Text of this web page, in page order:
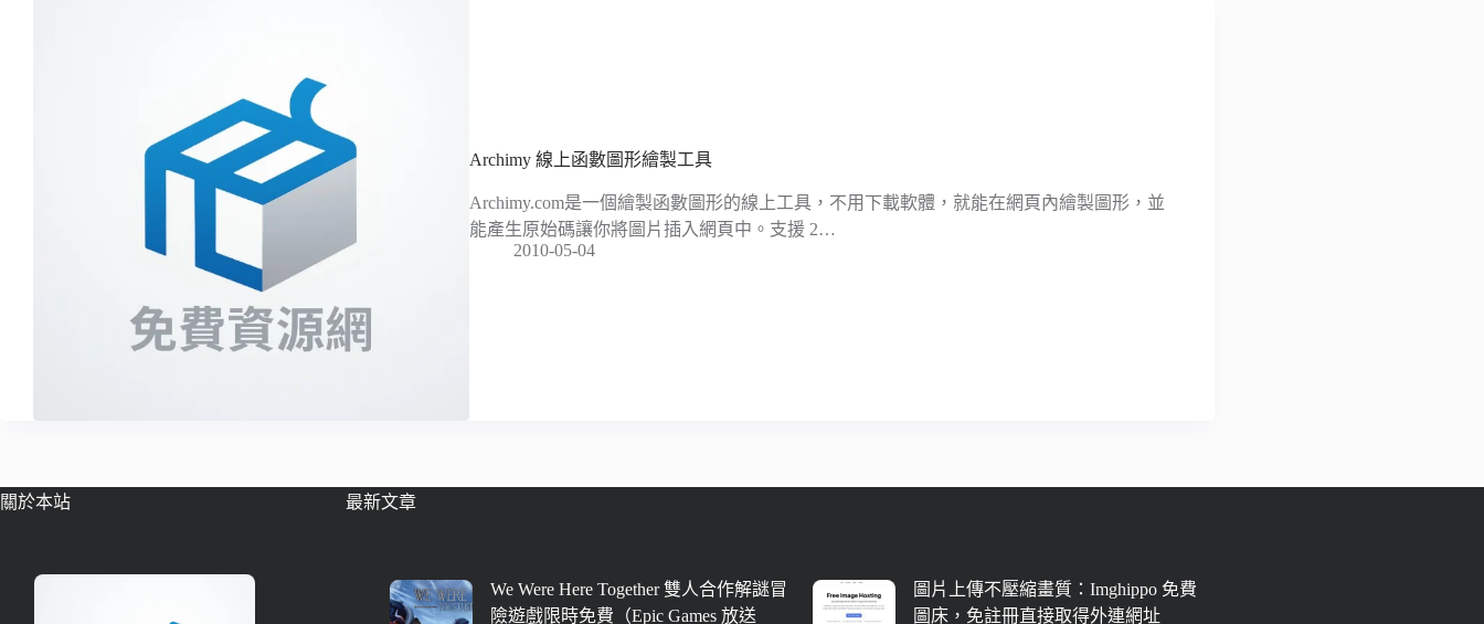
Archimy 線上函數圖形繪製工具
Archimy.com是一個繪製函數圖形的線上工具，不用下載軟體，就能在網頁內繪製圖形，並
能產生原始碼讓你將圖片插入網頁中。支援 2…
2010-05-04
關於本站 最新文章
We Were Here Together 雙人合作解謎冒
險遊戲限時免費（Epic Games 放送
圖片上傳不壓縮畫質：Imghippo 免費
圖床，免註冊直接取得外連網址